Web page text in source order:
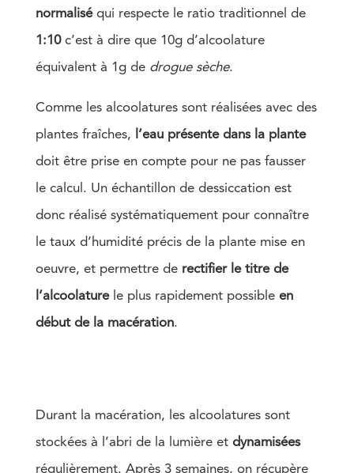
normaliséqui respecte le ratio traditionnel de
1:10c’est à dire que 10gd’alcoolature
équivalent à 1g de drogue sèche.
Comme les alcoolatures sont réalisées avec des
plantes fraîches,
l’eau présente dans la plante
doit être prise en compte pour ne pas fausser
le calcul. Un échantillon de dessiccation est
donc réalisé systématiquement pour connaître
le taux d’humidité précis de la plante mise en
oeuvre, et permettre de rectifier le titre de
l’alcoolaturele plus rapidement possible en
début de la macération.
Durant la macération, les alcoolatures sont
stockées à l’abri de la lumière et dynamisées
régulièrement. Après 3 semaines, on récupère